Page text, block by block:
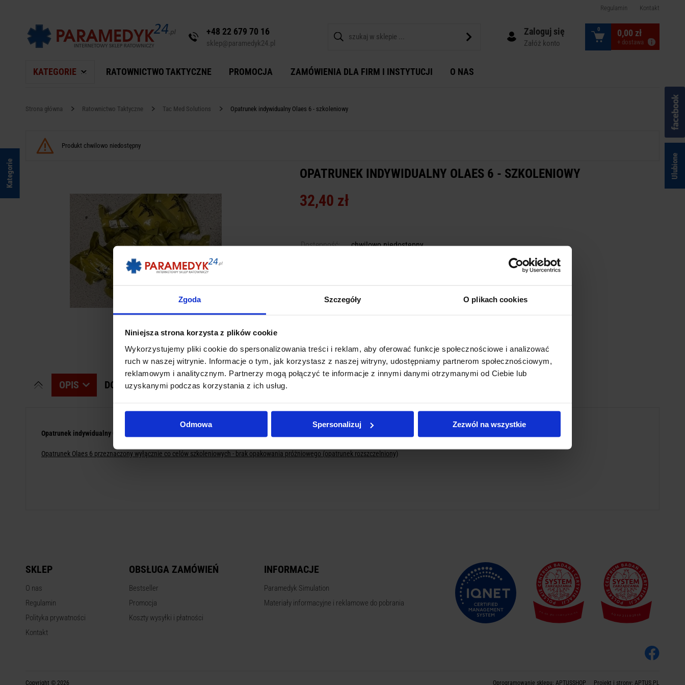
Zgoda Szczegóły O plikach cookies
Niniejsza strona korzysta z plików cookie
Wykorzystujemy pliki cookie do spersonalizowania treści i reklam, aby oferować funkcje społecznościowe i analizować
ruch w naszej witrynie. Informacje o tym, jak korzystasz z naszej witryny, udostępniamy partnerom społecznościowym,
reklamowym i analitycznym. Partnerzy mogą połączyć te informacje z innymi danymi otrzymanymi od Ciebie lub
uzyskanymi podczas korzystania z ich usług.
Odmowa Spersonalizuj Zezwól na wszystkie
Regulamin Kontakt
+48 22 679 70 16
sklep@paramedyk24.pl
Zaloguj się
Załóż konto
0 0,00 zł
+ dostawa
KATEGORIE RATOWNICTWO TAKTYCZNE PROMOCJA ZAMÓWIENIA DLA FIRM I INSTYTUCJI O NAS
Strona główna Ratownictwo Taktyczne Tac Med Solutions Opatrunek indywidualny Olaes 6 - szkoleniowy
Kategorie
Produkt chwilowo niedostępny
OPATRUNEK INDYWIDUALNY OLAES 6 - SZKOLENIOWY
32,40 zł
Dostępność:
chwilowo niedostępny
OPIS DODAJ SWOJĄ OPINIĘ PRODUKTY PODOBNE
Opatrunek indywidualny Olaes 6 - szkoleniowy
Opatrunek Olaes 6 przeznaczony wyłącznie co celów szkoleniowych - brak opakowania próżniowego (opatrunek rozszczelniony)
SKLEP
O nas
Regulamin
Polityka prywatności
Kontakt
OBSŁUGA ZAMÓWIEŃ
Bestseller
Promocja
Koszty wysyłki i płatności
INFORMACJE
Paramedyk Simulation
Materiały informacyjne i reklamowe do pobrania
Copyright © 2026 Oprogramowanie sklepu: APTUSSHOP Projekt i strony: APTUS.PL
Ulubione